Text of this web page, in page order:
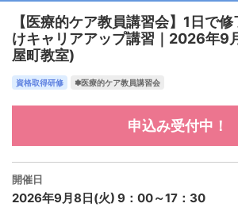
【医療的ケア教員講習会】1日で
けキャリアアップ講習｜2026年9
屋町教室)
資格取得研修 ✽医療的ケア教員講習会
申込み受付中！
開催日
2026年9月8日(火) 9：00～17：30